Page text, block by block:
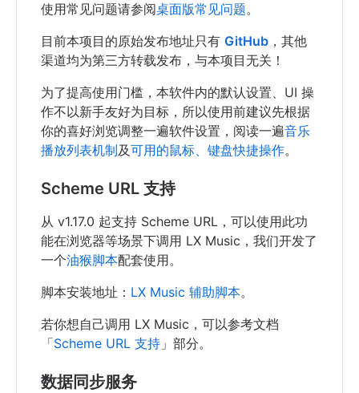
使用常见问题请参阅桌面版常见问题。
目前本项目的原始发布地址只有 GitHub ，其他
渠道均为第三方转载发布，与本项目无关！
为了提高使用门槛，本软件内的默认设置、UI 操
作不以新手友好为目标，所以使用前建议先根据
你的喜好浏览调整一遍软件设置，阅读一遍音乐
播放列表机制及可用的鼠标、键盘快捷操作。
Scheme URL 支持
从 v1.17.0 起支持 Scheme URL，可以使用此功
能在浏览器等场景下调用 LX Music，我们开发了
一个油猴脚本配套使用。
脚本安装地址： LX Music 辅助脚本。
若你想自己调用 LX Music，可以参考文档
「Scheme URL 支持 」部分。
数据同步服务